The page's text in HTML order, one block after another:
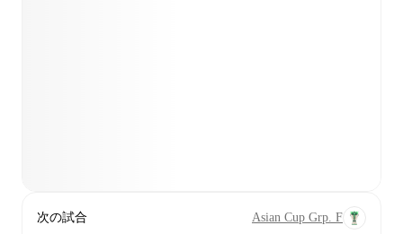
次の試合 Asian Cup Grp. F